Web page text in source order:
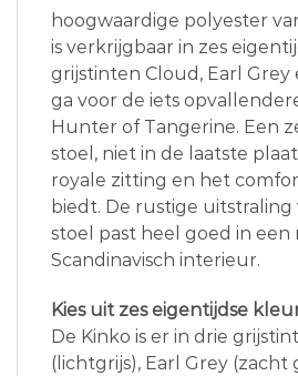
hoogwaardige polyester
is verkrijgbaar in zes
grijstinten Cloud, Earl Grey
ga voor de iets
Hunter of Tangerine. Een
stoel, niet in de laatste
royale zitting en het
biedt. De rustige uitstraling
stoel past heel goed in een
Scandinavisch interieur.
Kies uit zes eigentijdse
De Kinko is er in drie
(lichtgrijs), Earl Grey (zacht